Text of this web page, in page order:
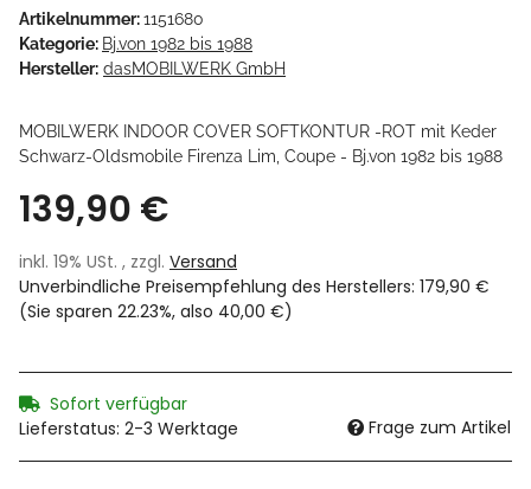
Artikelnummer:1151680
Kategorie: Bj.von 1982 bis 1988
Hersteller: dasMOBILWERK GmbH
MOBILWERK INDOOR COVER SOFTKONTUR -ROT mit Keder
Schwarz-Oldsmobile Firenza Lim, Coupe - Bj.von 1982 bis 1988
139,90 €
inkl. 19% USt. , zzgl. Versand
Unverbindliche Preisempfehlung des Herstellers: 179,90 €
(Sie sparen 22.23%, also 40,00 €)
Sofort verfügbar
Lieferstatus: 2-3 Werktage
Frage zum Artikel